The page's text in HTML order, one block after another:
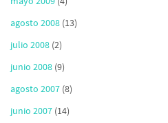
agosto 2008 (13)
julio 2008 (2)
junio 2008 (9)
agosto 2007 (8)
junio 2007 (14)